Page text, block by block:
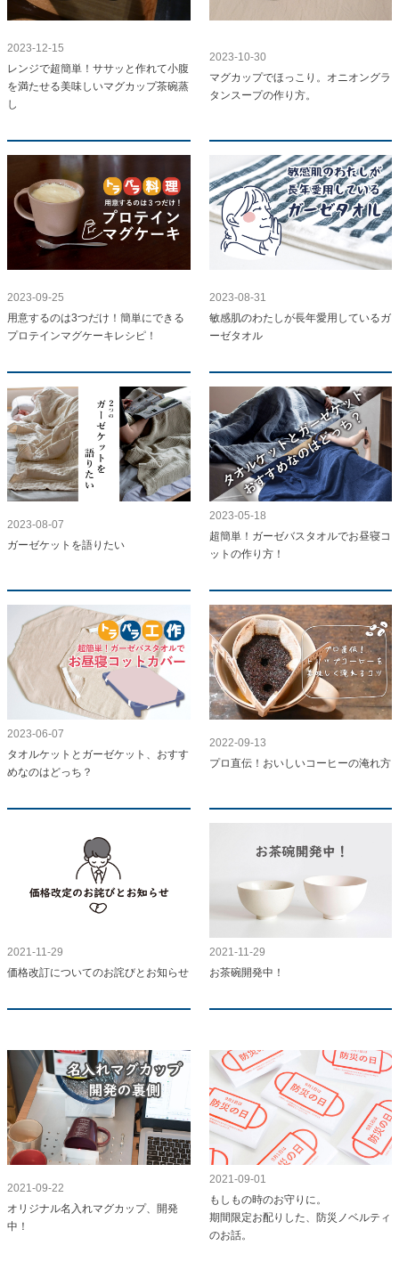
2023-12-15
レンジで超簡単！ササッと作れて小腹
を満たせる美味しいマグカップ茶碗蒸
し
2023-10-30
マグカップでほっこり。オニオングラ
タンスープの作り方。
2023-09-25
用意するのは3つだけ！簡単にできる
プロテインマグケーキレシピ！
2023-08-31
敏感肌のわたしが長年愛用しているガ
ーゼタオル
2023-08-07
ガーゼケットを語りたい
2023-05-18
超簡単！ガーゼバスタオルでお昼寝コ
ットの作り方！
2023-06-07
タオルケットとガーゼケット、おすす
めなのはどっち？
2022-09-13
プロ直伝！おいしいコーヒーの淹れ方
2021-11-29
価格改訂についてのお詫びとお知らせ
2021-11-29
お茶碗開発中！
2021-09-22
オリジナル名入れマグカップ、開発
中！
2021-09-01
もしもの時のお守りに。
期間限定お配りした、防災ノベルティ
のお話。